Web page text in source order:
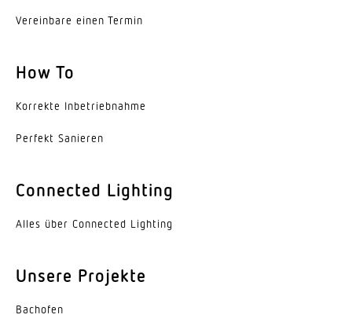
Vereinbare einen Termin
How To
Korrekte Inbe­trieb­nahme
Perfekt Sanieren
Connected Lighting
Alles über Connected Lighting
Unsere Projekte
Bachofen